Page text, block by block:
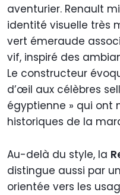
aventurier. Renault
identité visuelle très
vert émeraude
vif, inspiré des
Le constructeur
d’œil aux célèbres
égyptienne » qui ont
historiques de la
Au-delà du style, la
distingue aussi par
orientée vers les